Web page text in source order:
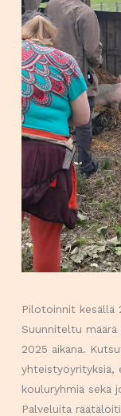
Pilotoinnit kesällä
Suunniteltu
2025 aikana.
yhteistyöyrityksiä,
kouluryhmiä sekä
Palveluita